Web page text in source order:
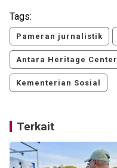
Tags:
Pameran jurnalistik
Antara Heritage Center
Kementerian Sosial
Terkait